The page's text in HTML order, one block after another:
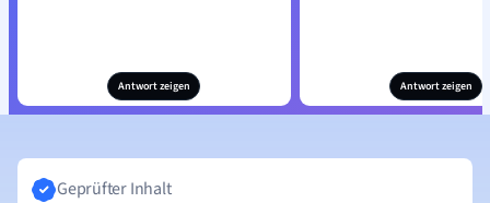
Antwort zeigen Antwort zeigen
Geprüfter Inhalt